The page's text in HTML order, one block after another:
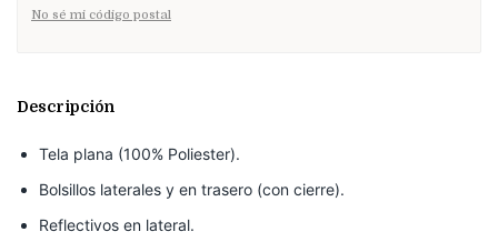
No sé mi código postal
Descripción
Tela plana (100% Poliester).
Bolsillos laterales y en trasero (con cierre).
Reflectivos en lateral.